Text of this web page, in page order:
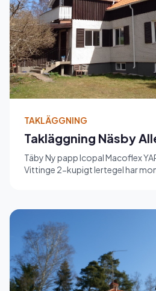
TAKLÄGGNING
Takläggning Näsby
Täby Ny papp Icopal Macoflex
Vittinge 2-kupigt lertegel har